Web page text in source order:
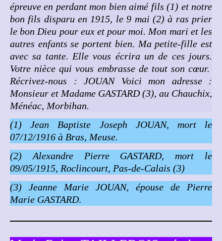
épreuve en perdant mon bien aimé fils (1) et notre
bon fils disparu en 1915, le 9 mai (2) à ras prier
le bon Dieu pour eux et pour moi. Mon mari et les
autres enfants se portent bien. Ma petite-fille est
avec sa tante. Elle vous écrira un de ces jours.
Votre nièce qui vous embrasse de tout son cœur.
Récrivez-nous : JOUAN Voici mon adresse :
Monsieur et Madame GASTARD (3), au Chauchix,
Ménéac, Morbihan.
(1) Jean Baptiste Joseph JOUAN, mort le
07/12/1916 à Bras, Meuse.
(2) Alexandre Pierre GASTARD, mort le
09/05/1915, Roclincourt, Pas-de-Calais (3)
(3) Jeanne Marie JOUAN, épouse de Pierre
Marie GASTARD.